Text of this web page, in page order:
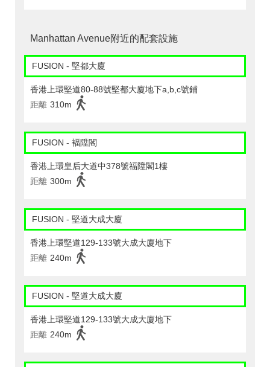
Manhattan Avenue附近的配套設施
FUSION - 堅都大廈
香港上環堅道80-88號堅都大廈地下a,b,c號鋪
距離 310m
FUSION - 褔陞閣
香港上環皇后大道中378號福陞閣1樓
距離 300m
FUSION - 堅道大成大廈
香港上環堅道129-133號大成大廈地下
距離 240m
FUSION - 堅道大成大廈
香港上環堅道129-133號大成大廈地下
距離 240m